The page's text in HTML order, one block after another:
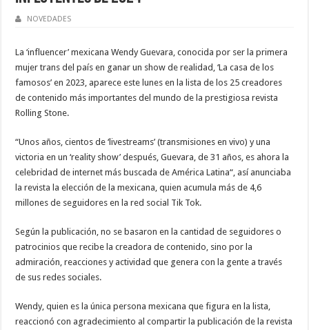
NOVEDADES
La ‘influencer’ mexicana Wendy Guevara, conocida por ser la primera
mujer trans del país en ganar un show de realidad, ‘La casa de los
famosos’ en 2023, aparece este lunes en la lista de los 25 creadores
de contenido más importantes del mundo de la prestigiosa revista
Rolling Stone.
“Unos años, cientos de ‘livestreams’ (transmisiones en vivo) y una
victoria en un ‘reality show’ después, Guevara, de 31 años, es ahora la
celebridad de internet más buscada de América Latina“, así anunciaba
la revista la elección de la mexicana, quien acumula más de 4,6
millones de seguidores en la red social Tik Tok.
Según la publicación, no se basaron en la cantidad de seguidores o
patrocinios que recibe la creadora de contenido, sino por la
admiración, reacciones y actividad que genera con la gente a través
de sus redes sociales.
Wendy, quien es la única persona mexicana que figura en la lista,
reaccionó con agradecimiento al compartir la publicación de la revista